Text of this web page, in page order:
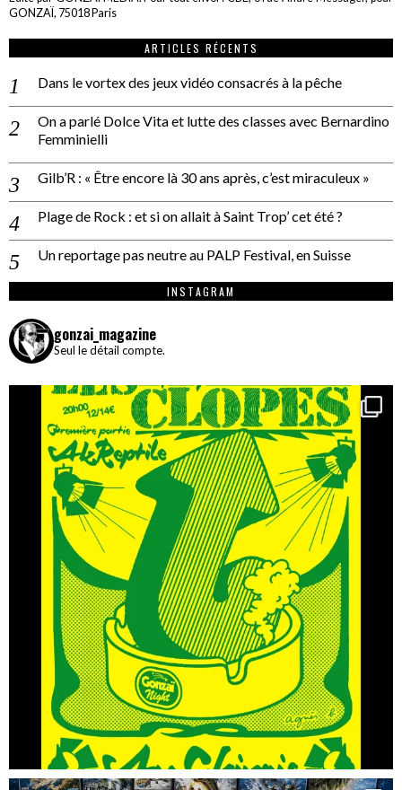
GONZAÏ, 75018 Paris
ARTICLES RÉCENTS
Dans le vortex des jeux vidéo consacrés à la pêche
On a parlé Dolce Vita et lutte des classes avec Bernardino
Femminielli
Gilb’R : « Être encore là 30 ans après, c’est miraculeux »
Plage de Rock : et si on allait à Saint Trop’ cet été ?
Un reportage pas neutre au PALP Festival, en Suisse
INSTAGRAM
gonzai_magazine
Seul le détail compte.